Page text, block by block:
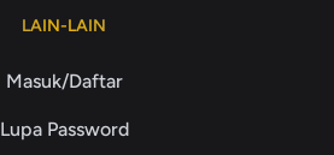
LAIN-LAIN
Masuk/Daftar
Lupa Password